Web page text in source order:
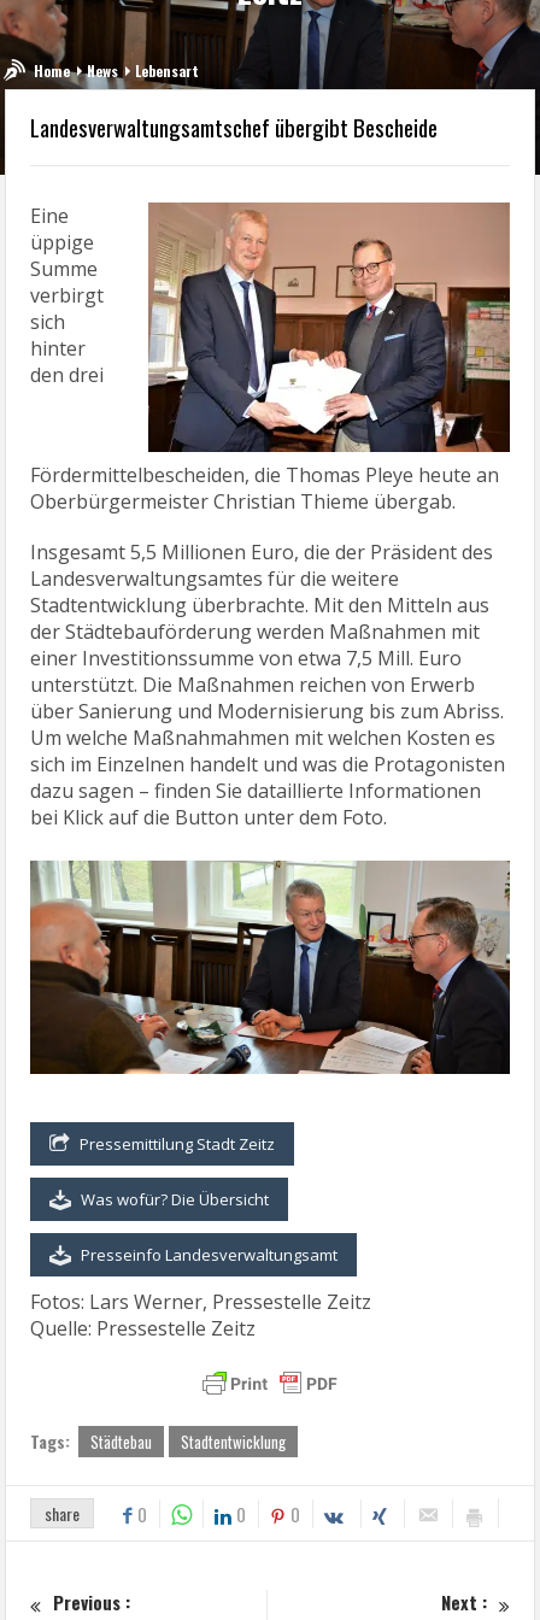
Home News Lebensart
Landesverwaltungsamtschef übergibt Bescheide
Eine
üppige
Summe
verbirgt
sich
hinter
den drei
Fördermittelbescheiden, die Thomas Pleye heute an
Oberbürgermeister Christian Thieme übergab.
Insgesamt 5,5 Millionen Euro, die der Präsident des
Landesverwaltungsamtes für die weitere
Stadtentwicklung überbrachte. Mit den Mitteln aus
der Städtebauförderung werden Maßnahmen mit
einer Investitionssumme von etwa 7,5 Mill. Euro
unterstützt. Die Maßnahmen reichen von Erwerb
über Sanierung und Modernisierung bis zum Abriss.
Um welche Maßnahmahmen mit welchen Kosten es
sich im Einzelnen handelt und was die Protagonisten
dazu sagen – finden Sie dataillierte Informationen
bei Klick auf die Button unter dem Foto.
Pressemittilung Stadt Zeitz
Was wofür? Die Übersicht
Presseinfo Landesverwaltungsamt
Fotos: Lars Werner, Pressestelle Zeitz
Quelle: Pressestelle Zeitz
Tags: Städtebau Stadtentwicklung
share 0 0 0
Previous :
Next :